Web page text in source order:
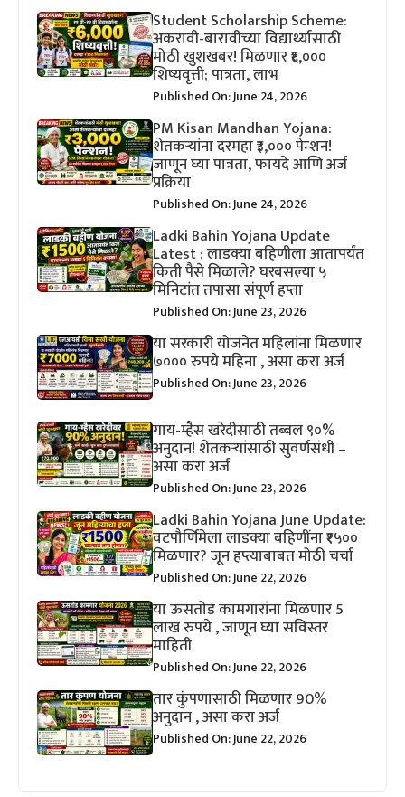
Student Scholarship Scheme:
अकरावी-बारावीच्या विद्यार्थ्यांसाठी
मोठी खुशखबर! मिळणार ₹६,०००
शिष्यवृत्ती; पात्रता, लाभ
Published On: June 24, 2026
PM Kisan Mandhan Yojana:
शेतकऱ्यांना दरमहा ₹३,००० पेन्शन!
जाणून घ्या पात्रता, फायदे आणि अर्ज
प्रक्रिया
Published On: June 24, 2026
Ladki Bahin Yojana Update
Latest : लाडक्या बहिणीला आतापर्यंत
किती पैसे मिळाले? घरबसल्या ५
मिनिटांत तपासा संपूर्ण हप्ता
Published On: June 23, 2026
या सरकारी योजनेत महिलांना मिळणार
७००० रुपये महिना , असा करा अर्ज
Published On: June 23, 2026
गाय-म्हैस खरेदीसाठी तब्बल ९०%
अनुदान! शेतकऱ्यांसाठी सुवर्णसंधी –
असा करा अर्ज
Published On: June 23, 2026
Ladki Bahin Yojana June Update:
वटपौर्णिमेला लाडक्या बहिणींना ₹१५००
मिळणार? जून हप्त्याबाबत मोठी चर्चा
Published On: June 22, 2026
या ऊसतोड कामगारांना मिळणार 5
लाख रुपये , जाणून घ्या सविस्तर
माहिती
Published On: June 22, 2026
तार कुंपणासाठी मिळणार 90%
अनुदान , असा करा अर्ज
Published On: June 22, 2026